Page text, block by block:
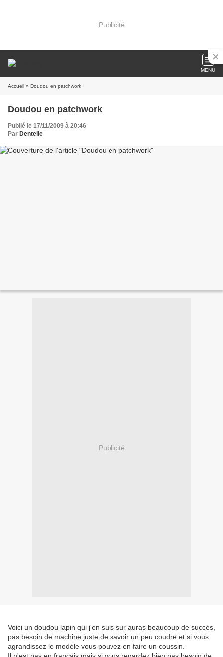
Publicité
MENU
Accueil » Doudou en patchwork
Doudou en patchwork
Publié le 17/11/2009 à 20:46
Par Dentelle
Publicité
Voici un doudou lapin qui j'en suis sur auras beaucoup de succès,
pas besoin de machine juste de savoir un peu coudre et si vous
agrandissez le modèle vous pouvez en faire un coussin.